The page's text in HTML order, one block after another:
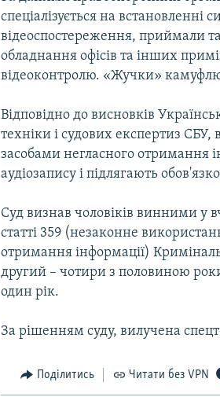
спеціалізується на встановленні
відеоспостереження, приймали
обладнання офісів та інших
відеоконтролю. «Жучки»
Відповідно до висновків
техніки і судових експертиз
засобами негласного отримання
аудіозапису і підлягають
Суд визнав чоловіків винними у
статті 359 (незаконне
отримання інформації)
другий – чотири з половиною
один рік.
За рішенням суду, вилучена
Поділитись Читати без VPN